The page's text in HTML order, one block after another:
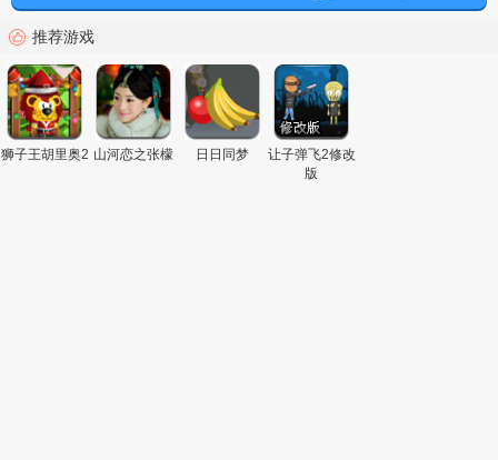
推荐游戏
狮子王胡里奥2 山河恋之张檬 日日同梦
让子弹飞2修改
版